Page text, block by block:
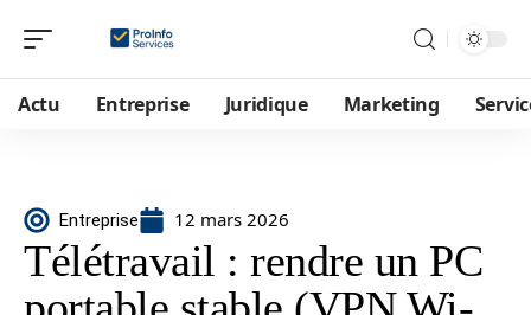
Actu Entreprise Juridique Marketing
Entreprise 12 mars 2026
Télétravail : rendre un PC